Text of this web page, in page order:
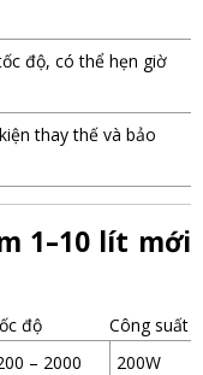
độ, có thể hẹn giờ
thay thế và bảo
1–10 lít mới
độ
Công suất
– 2000
200W